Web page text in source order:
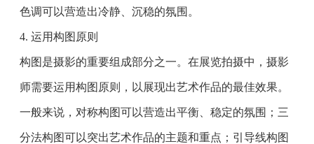
色调可以营造出冷静、沉稳的氛围。
4. 运用构图原则
构图是摄影的重要组成部分之一。在展览拍摄中，摄影
师需要运用构图原则，以展现出艺术作品的最佳效果。
一般来说，对称构图可以营造出平衡、稳定的氛围；三
分法构图可以突出艺术作品的主题和重点；引导线构图